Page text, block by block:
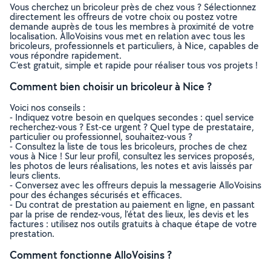
Vous cherchez un bricoleur près de chez vous ? Sélectionnez
directement les offreurs de votre choix ou postez votre
demande auprès de tous les membres à proximité de votre
localisation. AlloVoisins vous met en relation avec tous les
bricoleurs, professionnels et particuliers, à Nice, capables de
vous répondre rapidement.
C’est gratuit, simple et rapide pour réaliser tous vos projets !
Comment bien choisir un bricoleur à Nice ?
Voici nos conseils :
- Indiquez votre besoin en quelques secondes : quel service
recherchez-vous ? Est-ce urgent ? Quel type de prestataire,
particulier ou professionnel, souhaitez-vous ?
- Consultez la liste de tous les bricoleurs, proches de chez
vous à Nice ! Sur leur profil, consultez les services proposés,
les photos de leurs réalisations, les notes et avis laissés par
leurs clients.
- Conversez avec les offreurs depuis la messagerie AlloVoisins
pour des échanges sécurisés et efficaces.
- Du contrat de prestation au paiement en ligne, en passant
par la prise de rendez-vous, l’état des lieux, les devis et les
factures : utilisez nos outils gratuits à chaque étape de votre
prestation.
Comment fonctionne AlloVoisins ?